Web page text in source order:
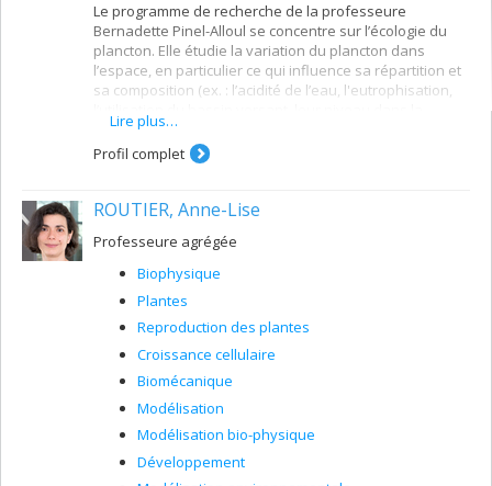
Le programme de recherche de la professeure
Bernadette Pinel-Alloul se concentre sur l’écologie du
plancton. Elle étudie la variation du plancton dans
l’espace, en particulier ce qui influence sa répartition et
sa composition (ex. : l’acidité de l’eau, l'eutrophisation,
chaîne alimentaire). De façon plus appliquée, elle étudie
l’impact de l’environnement naturel et de l’être humain
sur ces organismes : coupes forestières, précipitations
eutrophisation des lacs, contamination aux métaux
Lire plus…
Profil complet
ROUTIER, Anne-Lise
Professeure agrégée
Biophysique
Plantes
Reproduction des plantes
Croissance cellulaire
Biomécanique
Modélisation
Modélisation bio-physique
Développement